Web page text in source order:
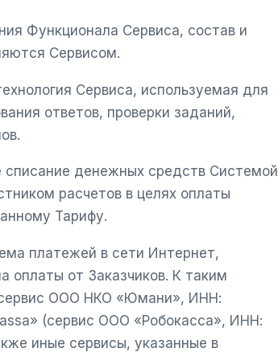
Функционала Сервиса, состав и
Сервисом.
Сервиса, используемая для
ответов, проверки заданий,
списание денежных средств Системой
расчетов в целях оплаты
Тарифу.
платежей в сети Интернет,
оплаты от Заказчиков. К таким
ООО НКО «Юмани», ИНН:
(сервис ООО «Робокасса», ИНН:
иные сервисы, указанные в